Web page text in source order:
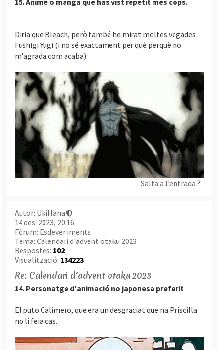
Diria que Bleach, però també he mirat moltes vegades
Fushigi Yugi (i no sé exactament per què perquè no
m'agrada com acaba).
Salta a l’entrada
Autor: UkiHana
14 des. 2023, 20:16
Fòrum: Esdeveniments
Tema: Calendari d'advent otaku 2023
Respostes: 102
Visualització: 134223
Re: Calendari d'advent otaku 2023
14. Personatge d'animació no japonesa preferit
El puto Calimero, que era un desgraciat que na Priscilla
no li feia cas.